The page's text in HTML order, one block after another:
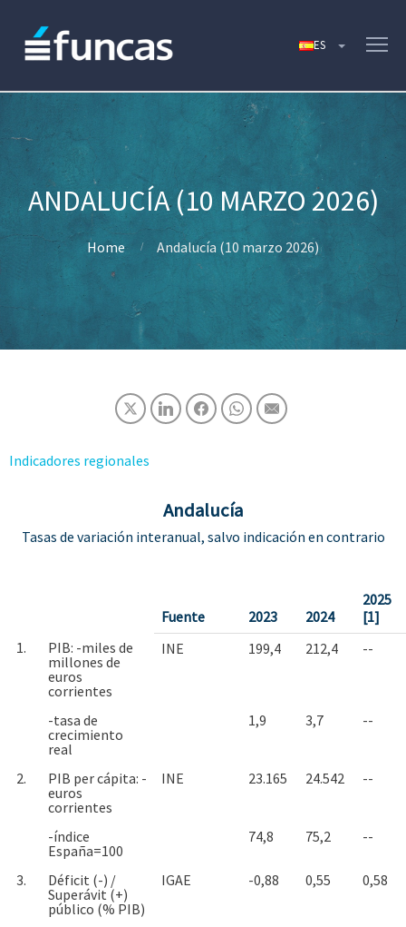
ANDALUCÍA (10 MARZO 2026)
Home Andalucía (10 marzo 2026)
Indicadores regionales
Andalucía
Tasas de variación interanual, salvo indicación en contrario
Fuente 2023 2024
2025
[1]
1.
PIB: -miles de
millones de
euros
corrientes
INE 199,4 212,4 --
-tasa de
crecimiento
real
1,9 3,7 --
2.
PIB per cápita: -
euros
corrientes
INE 23.165 24.542 --
-índice
España=100
74,8 75,2 --
3.
Déficit (-) /
Superávit (+)
público (% PIB)
IGAE -0,88 0,55 0,58